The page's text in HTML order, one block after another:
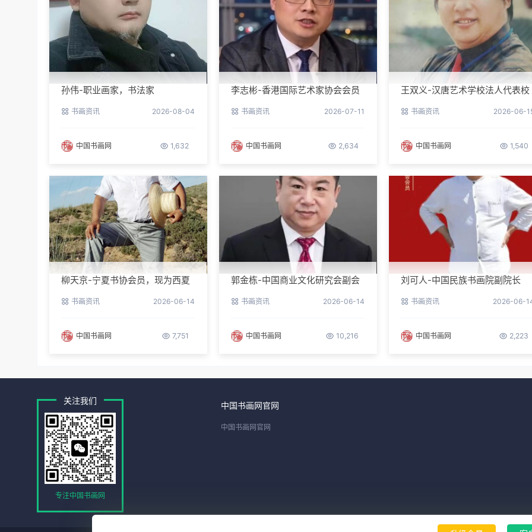
孙伟-职业画家，书法家
书画资讯 2026-08-04
中国书画网 1,632
李志彬-香港国际艺术家协会会员
书画资讯 2026-07-11
中国书画网 2,634
王双义-汉唐艺术学校法人代表校
书画资讯 2026-06-
中国书画网 1,540
柳天京-宁夏书协会员，现为西夏
书画资讯 2026-06-14
中国书画网 7,751
郭金栋-中国商业文化研究会副会
书画资讯 2026-06-14
中国书画网 10,216
刘可人-中国民族书画院副院长
书画资讯 2026-06-
中国书画网 2,223
关注我们
专注中国书画网
中国书画网官网
中国书画网官网